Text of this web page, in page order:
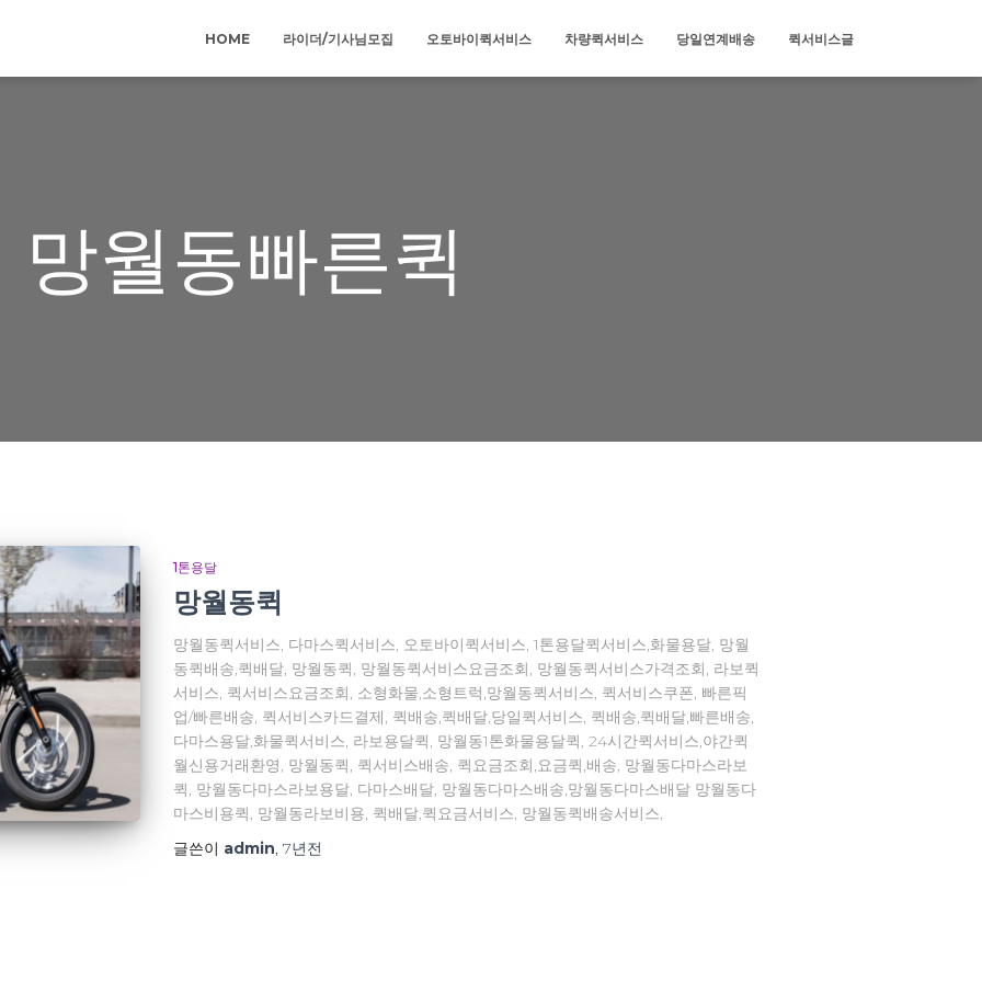
HOME 라이더/기사님모집 오토바이퀵서비스 차량퀵서비스 당일연계배송 퀵서비스글
망월동빠른퀵
1톤용달
망월동퀵
망월동퀵서비스, 다마스퀵서비스, 오토바이퀵서비스, 1톤용달퀵서비스,화물용달, 망월
동퀵배송,퀵배달, 망월동퀵, 망월동퀵서비스요금조회, 망월동퀵서비스가격조회, 라보퀵
서비스, 퀵서비스요금조회, 소형화물,소형트럭,망월동퀵서비스, 퀵서비스쿠폰, 빠른픽
업/빠른배송, 퀵서비스카드결제, 퀵배송,퀵배달,당일퀵서비스, 퀵배송,퀵배달,빠른배송,
다마스용달,화물퀵서비스, 라보용달퀵, 망월동1톤화물용달퀵, 24시간퀵서비스,야간퀵
월신용거래환영, 망월동퀵, 퀵서비스배송, 퀵요금조회,요금퀵,배송, 망월동다마스라보
퀵, 망월동다마스라보용달, 다마스배달, 망월동다마스배송,망월동다마스배달 망월동다
마스비용퀵, 망월동라보비용, 퀵배달,퀵요금서비스, 망월동퀵배송서비스,
글쓴이 admin, 7년전